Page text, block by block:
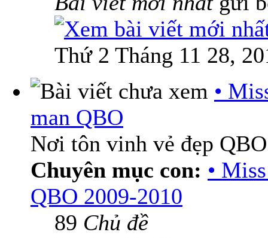
Thứ 2 Tháng 11 28,
•
man QBO
Nơi tôn vinh vẻ đẹp
Chuyên mục con: •
QBO 2009-2010
89 Chủ đề